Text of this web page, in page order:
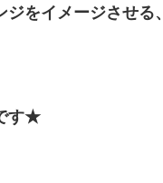
をイメージさせる、
す★